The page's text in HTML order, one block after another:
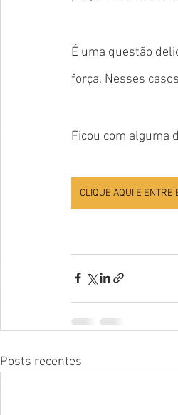
É uma questão
força. Nesses
Ficou com alguma
CLIQUE AQUI E ENTRE
Posts recentes